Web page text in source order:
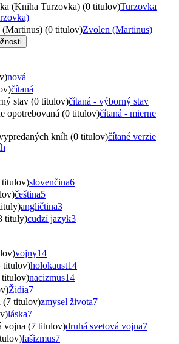
(Kniha Turzovka) (0 titulov)Turzovka
(Martinus) (0 titulov)Zvolen (Martinus)
nová
čítaná
stav (0 titulov)čítaná - výborný stav
opotrebovaná (0 titulov)čítaná - mierne
kníh (0 titulov)čítané verzie
titulov)slovenčina6
čeština5
angličtina3
tituly)cudzí jazyk3
vojny14
titulov)holokaust14
titulov)nacizmus14
Židia7
(7 titulov)zmysel života7
láska7
vojna (7 titulov)druhá svetová vojna7
fašizmus7